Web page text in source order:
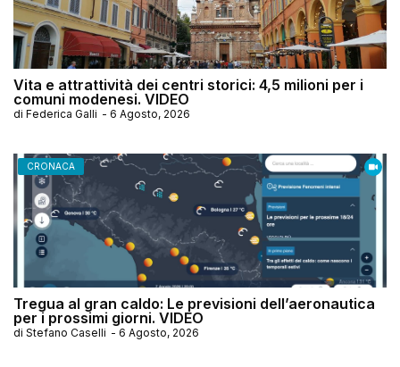
Vita e attrattività dei centri storici: 4,5 milioni per i
comuni modenesi. VIDEO
di Federica Galli - 6 Agosto, 2026
CRONACA
Tregua al gran caldo: Le previsioni dell’aeronautica
per i prossimi giorni. VIDEO
di Stefano Caselli - 6 Agosto, 2026